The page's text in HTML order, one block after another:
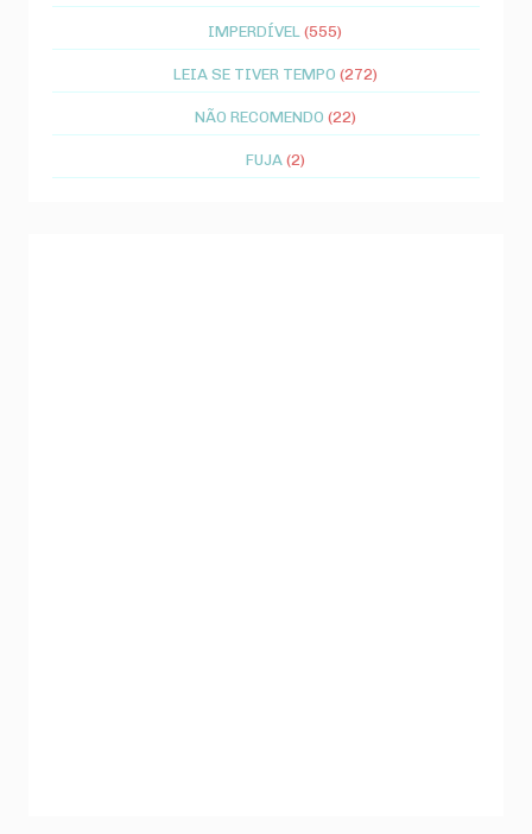
IMPERDÍVEL(555)
LEIA SE TIVER TEMPO (272)
NÃO RECOMENDO (22)
FUJA (2)